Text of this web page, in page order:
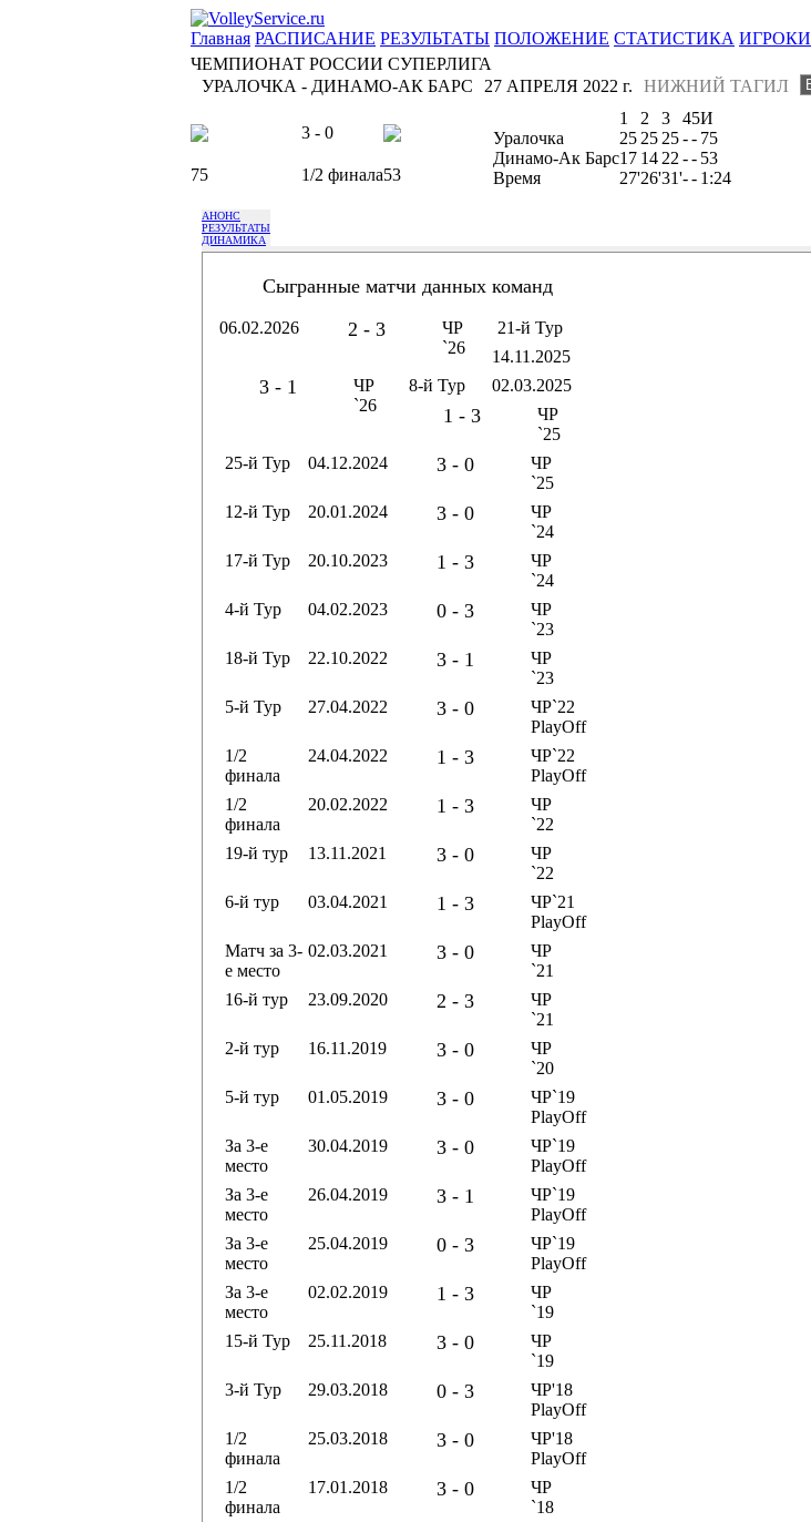
Главная РАСПИСАНИЕ РЕЗУЛЬТАТЫ ПОЛОЖЕНИЕ СТАТИСТИКА ИГРОКИ
ЧЕМПИОНАТ РОССИИ СУПЕРЛИГА
УРАЛОЧКА - ДИНАМО-АК БАРС
НИЖНИЙ ТАГИЛ
27 АПРЕЛЯ 2022 г.
3 - 0
75 1/2 финала53
1 2 3 45И
Уралочка
25 25 25-- 75
Динамо-Ак Барс17 14 22 -- 53
Время
27'26'31'-- 1:24
АНОНС
РЕЗУЛЬТАТЫ
ДИНАМИКА
Сыгранные матчи данных команд
06.02.2026 2 - 3
ЧР
`26
21-й Тур
14.11.2025
3 - 1
ЧР
`26
8-й Тур 02.03.2025
1 - 3
ЧР
`25
25-й Тур
04.12.2024 3 - 0
ЧР
`25
12-й Тур
20.01.2024 3 - 0
ЧР
`24
17-й Тур
20.10.2023 1 - 3
ЧР
`24
4-й Тур
04.02.2023 0 - 3
ЧР
`23
18-й Тур
22.10.2022 3 - 1
ЧР
`23
5-й Тур
27.04.2022 3 - 0
ЧР`22
PlayOff
1/2
финала
24.04.2022 1 - 3
ЧР`22
PlayOff
1/2
финала
20.02.2022 1 - 3
ЧР
`22
19-й тур
13.11.2021 3 - 0
ЧР
`22
6-й тур
03.04.2021 1 - 3
ЧР`21
PlayOff
Матч за 3-
е место
02.03.2021 3 - 0
ЧР
`21
16-й тур
23.09.2020 2 - 3
ЧР
`21
2-й тур
16.11.2019 3 - 0
ЧР
`20
5-й тур
01.05.2019 3 - 0
ЧР`19
PlayOff
За 3-е
место
30.04.2019 3 - 0
ЧР`19
PlayOff
За 3-е
место
26.04.2019 3 - 1
ЧР`19
PlayOff
За 3-е
место
25.04.2019 0 - 3
ЧР`19
PlayOff
За 3-е
место
02.02.2019 1 - 3
ЧР
`19
15-й Тур
25.11.2018 3 - 0
ЧР
`19
3-й Тур
29.03.2018 0 - 3
ЧР'18
PlayOff
1/2
финала
25.03.2018 3 - 0
ЧР'18
PlayOff
1/2
финала
17.01.2018 3 - 0
ЧР
`18